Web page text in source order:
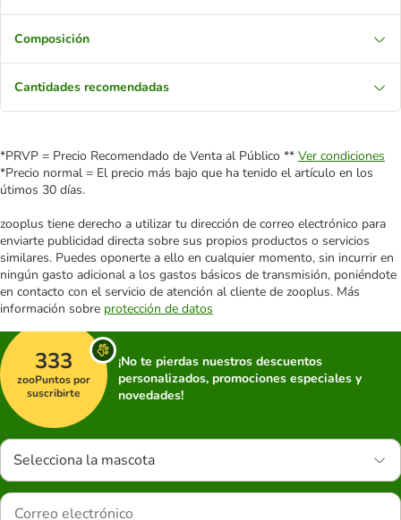
Composición
Cantidades recomendadas
*PRVP = Precio Recomendado de Venta al Público ** Ver condiciones
*Precio normal = El precio más bajo que ha tenido el artículo en los
útimos 30 días.
zooplus tiene derecho a utilizar tu dirección de correo electrónico para
enviarte publicidad directa sobre sus propios productos o servicios
similares. Puedes oponerte a ello en cualquier momento, sin incurrir en
ningún gasto adicional a los gastos básicos de transmisión, poniéndote
en contacto con el servicio de atención al cliente de zooplus. Más
información sobre protección de datos
333
zooPuntos por
suscribirte
¡No te pierdas nuestros descuentos
personalizados, promociones especiales y
novedades!
Selecciona la mascota